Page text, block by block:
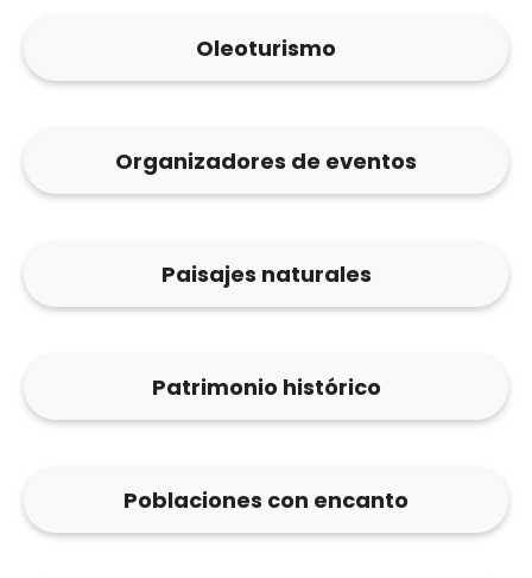
Oleoturismo
Organizadores de eventos
Paisajes naturales
Patrimonio histórico
Poblaciones con encanto